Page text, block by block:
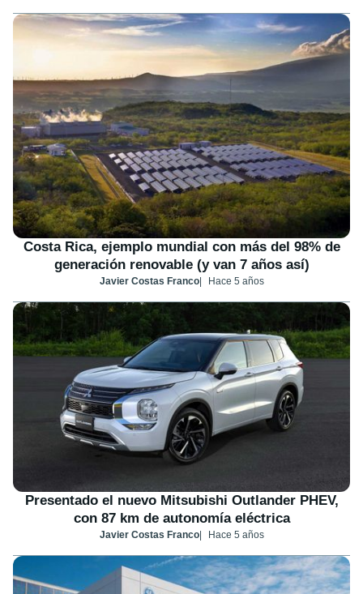
Costa Rica, ejemplo mundial con más del 98% de
generación renovable (y van 7 años así)
Javier Costas Franco Hace 5 años
Presentado el nuevo Mitsubishi Outlander PHEV,
con 87 km de autonomía eléctrica
Javier Costas Franco Hace 5 años